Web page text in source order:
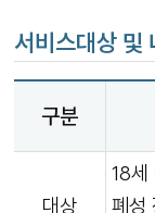
서비스대상 및
구분
대상
18세
폐성